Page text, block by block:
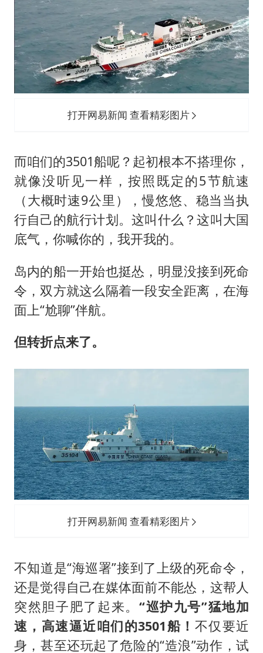
打开网易新闻 查看精彩图片
而咱们的3501船呢？起初根本不搭理你，
就像没听见一样，按照既定的5节航速
（大概时速9公里），慢悠悠、稳当当执
行自己的航行计划。这叫什么？这叫大国
底气，你喊你的，我开我的。
岛内的船一开始也挺怂，明显没接到死命
令，双方就这么隔着一段安全距离，在海
面上“尬聊”伴航。
但转折点来了。
打开网易新闻 查看精彩图片
不知道是“海巡署”接到了上级的死命令，
还是觉得自己在媒体面前不能怂，这帮人
突然胆子肥了起来。 “巡护九号”猛地加
速，高速逼近咱们的3501船！ 不仅要近
身，甚至还玩起了危险的“造浪”动作，试